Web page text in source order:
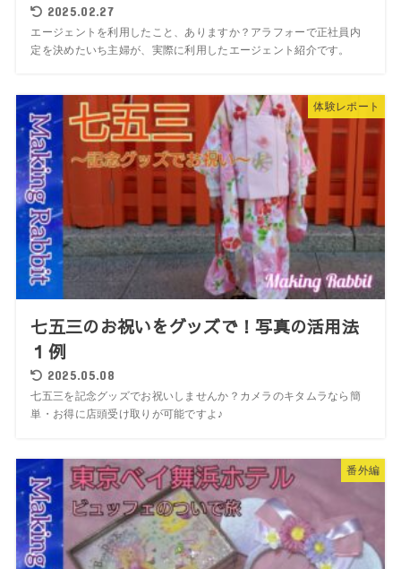
2025.02.27
エージェントを利用したこと、ありますか？アラフォーで正社員内
定を決めたいち主婦が、実際に利用したエージェント紹介です。
体験レポート
七五三のお祝いをグッズで！写真の活用法
１例
2025.05.08
七五三を記念グッズでお祝いしませんか？カメラのキタムラなら簡
単・お得に店頭受け取りが可能ですよ♪
番外編